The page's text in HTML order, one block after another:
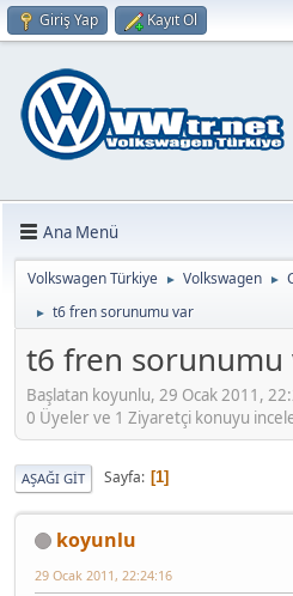
Giriş Yap Kayıt Ol
Ana Menü
Volkswagen Türkiye ► Volkswagen ►
► t6 fren sorunumu var
t6 fren sorunumu
Başlatan koyunlu, 29 Ocak 2011,
0 Üyeler ve 1 Ziyaretçi konuyu
AŞAĞI GIT Sayfa 1
koyunlu
29 Ocak 2011, 22:24:16